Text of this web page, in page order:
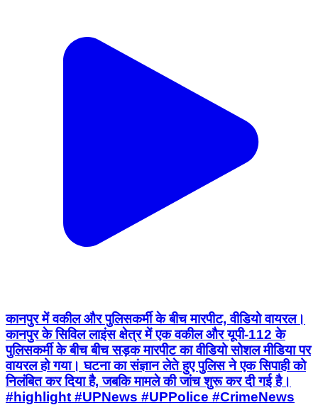
कानपुर में वकील और पुलिसकर्मी के बीच मारपीट, वीडियो वायरल।
कानपुर के सिविल लाइंस क्षेत्र में एक वकील और यूपी-112 के
पुलिसकर्मी के बीच बीच सड़क मारपीट का वीडियो सोशल मीडिया पर
वायरल हो गया। घटना का संज्ञान लेते हुए पुलिस ने एक सिपाही को
निलंबित कर दिया है, जबकि मामले की जांच शुरू कर दी गई है।
#highlight #UPNews #UPPolice #CrimeNews